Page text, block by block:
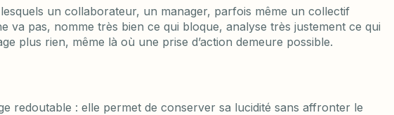
un collaborateur, un manager, parfois même un collectif
va pas, nomme très bien ce qui bloque, analyse très justement ce qui
plus rien, même là où une prise d’action demeure possible.
redoutable : elle permet de conserver sa lucidité sans affronter le